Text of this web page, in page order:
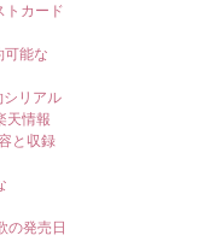
トカード
可能な
リアル
天情報
と収録
の発売日